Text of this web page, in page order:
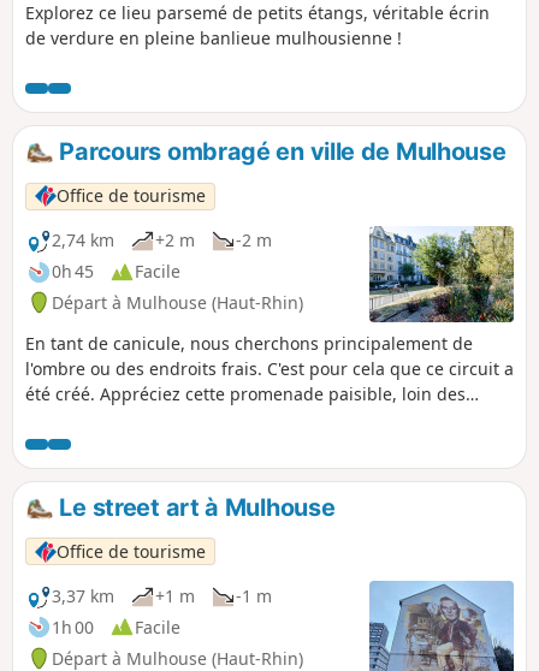
Explorez ce lieu parsemé de petits étangs, véritable écrin
de verdure en pleine banlieue mulhousienne !
Parcours ombragé en ville de Mulhouse
Office de tourisme
2,74 km
+2 m
-2 m
0h 45
Facile
Départ à Mulhouse (Haut-Rhin)
En tant de canicule, nous cherchons principalement de
l'ombre ou des endroits frais. C'est pour cela que ce circuit a
été créé. Appréciez cette promenade paisible, loin des
Le street art à Mulhouse
Office de tourisme
3,37 km
+1 m
-1 m
1h 00
Facile
Départ à Mulhouse (Haut-Rhin)